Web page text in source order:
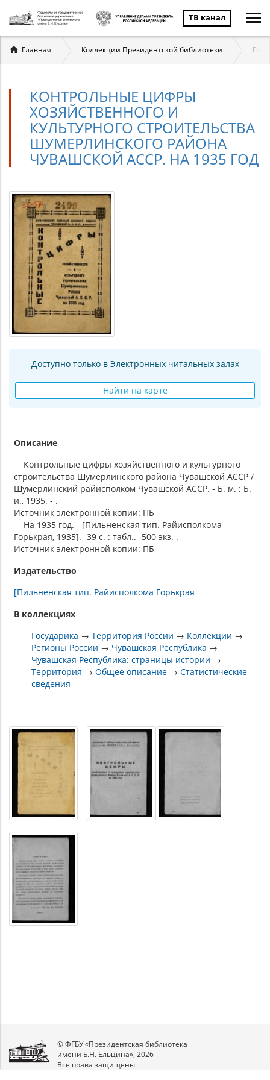
ТВ канал
Вы
здесь
Главная Коллекции Президентской библиотеки
КОНТРОЛЬНЫЕ ЦИФРЫ
ХОЗЯЙСТВЕННОГО И
КУЛЬТУРНОГО СТРОИТЕЛЬСТВА
ШУМЕРЛИНСКОГО РАЙОНА
ЧУВАШСКОЙ АССР. НА 1935 ГОД
Доступно только в Электронных читальных залах
Найти на карте
Описание
Контрольные цифры хозяйственного и культурного
строительства Шумерлинского района Чувашской АССР /
Шумерлинский райисполком Чувашской АССР. - Б. м. : Б.
и., 1935. - .
Источник электронной копии: ПБ
На 1935 год. - [Пильненская тип. Райисполкома
Горькрая, 1935]. -39 с. : табл.. -500 экз. .
Источник электронной копии: ПБ
Издательство
[Пильненская тип. Райисполкома Горькрая
В коллекциях
Государика →Территория России → Коллекции →
Регионы России → Чувашская Республика →
Чувашская Республика: страницы истории →
Территория →Общее описание →Статистические
сведения
© ФГБУ «Президентская библиотека
имени Б.Н. Ельцина», 2026
Все права защищены.